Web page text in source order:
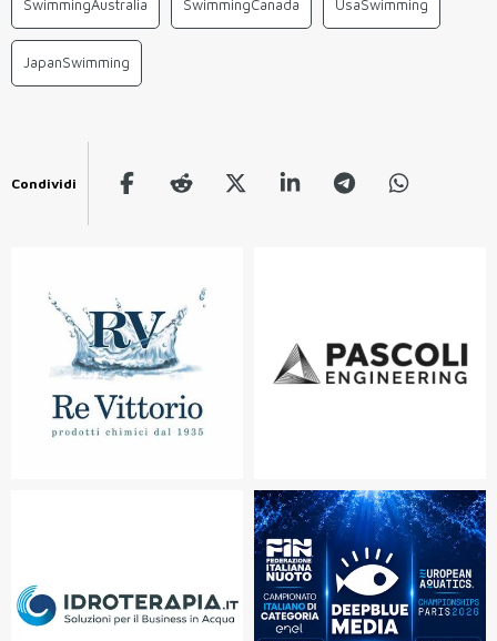
SwimmingAustralia SwimmingCanada UsaSwimming
JapanSwimming
Condividi